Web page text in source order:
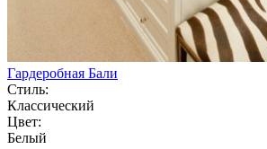
Гардеробная Бали
Стиль:
Классический
Цвет:
Белый